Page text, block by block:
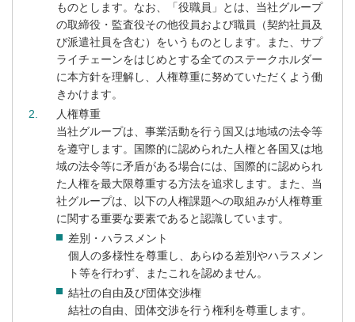
ものとします。なお、「役職員」とは、当社グループ
の取締役・監査役その他役員および職員（契約社員及
び派遣社員を含む）をいうものとします。また、サプ
ライチェーンをはじめとする全てのステークホルダー
に本方針を理解し、人権尊重に努めていただくよう働
きかけます。
2
人権尊重
当社グループは、事業活動を行う国又は地域の法令等
を遵守します。国際的に認められた人権と各国又は地
域の法令等に矛盾がある場合には、国際的に認められ
た人権を最大限尊重する方法を追求します。また、当
社グループは、以下の人権課題への取組みが人権尊重
に関する重要な要素であると認識しています。
差別・ハラスメント
個人の多様性を尊重し、あらゆる差別やハラスメン
ト等を行わず、またこれを認めません。
結社の自由及び団体交渉権
結社の自由、団体交渉を行う権利を尊重します。